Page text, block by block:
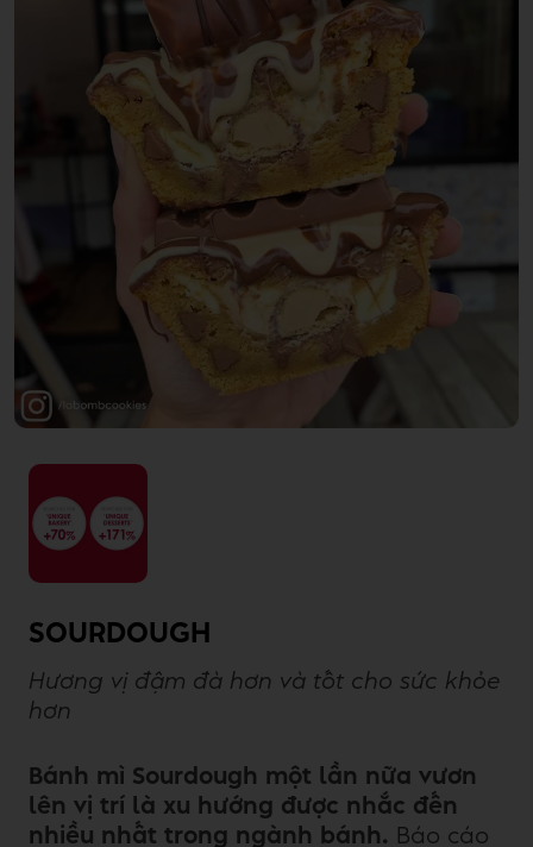
SOURDOUGH
Hương vị đậm đà hơn và tốt cho sức khỏe
hơn
Bánh mì Sourdough một lần nữa vươn
lên vị trí là xu hướng được nhắc đến
nhiều nhất trong ngành bánh.
Báo cáo